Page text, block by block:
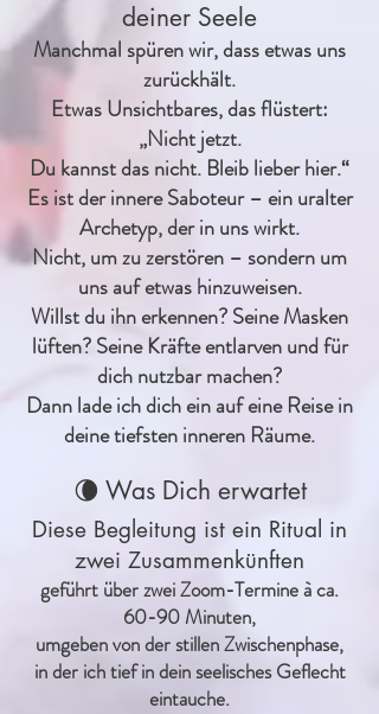
deiner Seele
Manchmal spüren wir, dass etwas uns
zurückhält.
Etwas Unsichtbares, das flüstert:
„Nicht jetzt.
Du kannst das nicht. Bleib lieber hier.“
Es ist der innere Saboteur – ein uralter
Archetyp, der in uns wirkt.
Nicht, um zu zerstören – sondern um
uns auf etwas hinzuweisen.
Willst du ihn erkennen? Seine Masken
lüften? Seine Kräfte entlarven und für
dich nutzbar machen?
Dann lade ich dich ein auf eine Reise in
deine tiefsten inneren Räume.
🌘 Was Dich erwartet
Diese Begleitung ist ein Ritual in
zwei Zusammenkünften
geführt über zwei Zoom-Termine à ca.
60-90 Minuten,
umgeben von der stillen Zwischenphase,
in der ich tief in dein seelisches Geflecht
eintauche.